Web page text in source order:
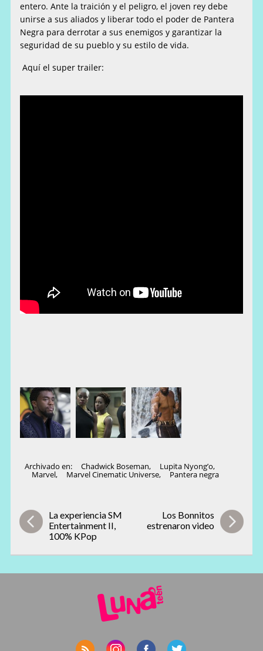
entero. Ante la traición y el peligro, el joven rey debe
unirse a sus aliados y liberar todo el poder de Pantera
Negra para derrotar a sus enemigos y garantizar la
seguridad de su pueblo y su estilo de vida.
Aquí el super trailer:
Archivado en: Chadwick Boseman, Lupita Nyong’o,
Marvel, Marvel Cinematic Universe, Pantera negra
La experiencia SM
Entertainment II,
100% KPop
Los Bonnitos
estrenaron video